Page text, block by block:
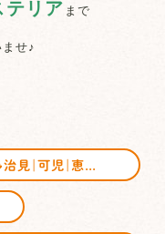
リア まで
せ♪